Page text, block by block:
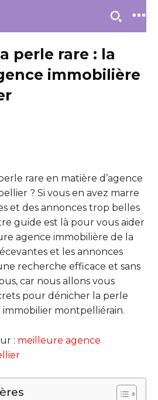
perle rare : la
immobilière
rare en matière d’agence
? Si vous en avez marre
et des annonces trop belles
guide est là pour vous aider
agence immobilière de la
et les annonces
recherche efficace et sans
car nous allons vous
pour dénicher la perle
immobilier montpelliérain.
: meilleure agence